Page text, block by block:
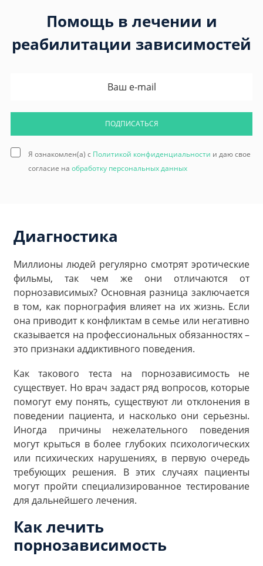
Помощь в лечении и
реабилитации зависимостей
ПОДПИСАТЬСЯ
Я ознакомлен(а) с Политикой конфиденциальности и даю свое
согласие на обработку персональных данных
Диагностика
Миллионы людей регулярно смотрят эротические
фильмы, так чем же они отличаются от
порнозависимых? Основная разница заключается
в том, как порнография влияет на их жизнь. Если
она приводит к конфликтам в семье или негативно
сказывается на профессиональных обязанностях –
это признаки аддиктивного поведения.
Как такового теста на порнозависимость не
существует. Но врач задаст ряд вопросов, которые
помогут ему понять, существуют ли отклонения в
поведении пациента, и насколько они серьезны.
Иногда причины нежелательного поведения
могут крыться в более глубоких психологических
или психических нарушениях, в первую очередь
требующих решения. В этих случаях пациенты
могут пройти специализированное тестирование
для дальнейшего лечения.
Как лечить
порнозависимость